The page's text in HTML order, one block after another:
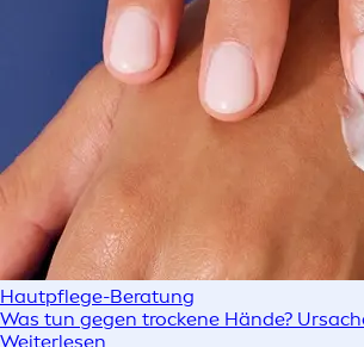
Hautpflege-Beratung
Was tun gegen trockene Hände?
Weiterlesen